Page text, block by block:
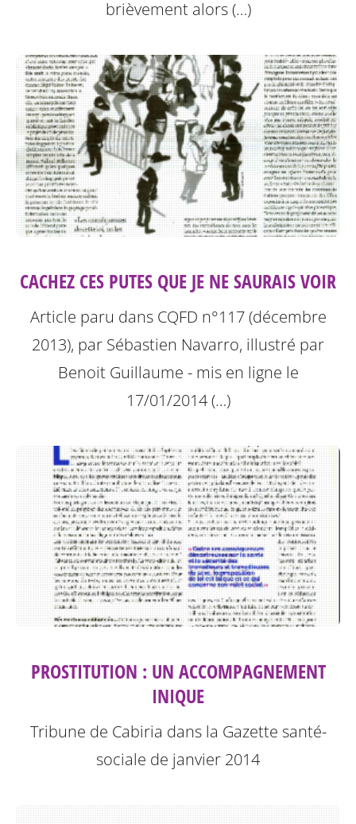
brièvement alors (…)
CACHEZ CES PUTES QUE JE NE SAURAIS VOIR
Article paru dans CQFD n°117 (décembre
2013), par Sébastien Navarro, illustré par
Benoit Guillaume - mis en ligne le
17/01/2014 (…)
PROSTITUTION : UN ACCOMPAGNEMENT
INIQUE
Tribune de Cabiria dans la Gazette santé-
sociale de janvier 2014